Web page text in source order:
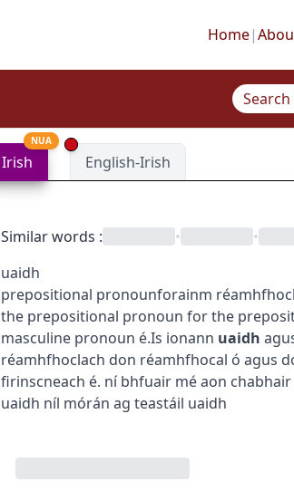
Home|
Irish
NUA
English-Irish
Similar words : • •
uaidh
prepositional pronounforainm
the prepositional pronoun for the
masculine pronoun é.Is ionann uaidh
réamhfhoclach don réamhfhocal ó agus
firinscneach é. ní bhfuair mé aon
uaidh níl mórán ag teastáil uaidh